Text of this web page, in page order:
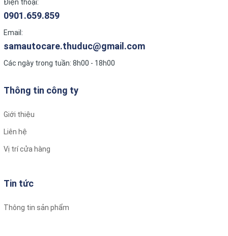
này nhấn mạnh tầm quan trọng của việc trang bị ghế ngồi ô tô
chuyên dụng để bảo vệ trẻ em trên xe.
Điện thoại:
0901.659.859
Email:
samautocare.thuduc@gmail.com
Các ngày trong tuần: 8h00 - 18h00
Thông tin công ty
Giới thiệu
Liên hệ
Vị trí cửa hàng
Tin tức
Thông tin sản phẩm